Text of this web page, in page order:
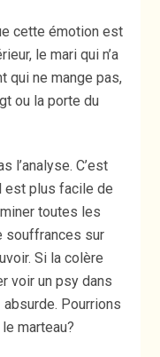
cette émotion est
le mari qui n’a
qui ne mange pas,
ou la porte du
l’analyse. C’est
est plus facile de
toutes les
souffrances sur
Si la colère
voir un psy dans
Pourrions
marteau?